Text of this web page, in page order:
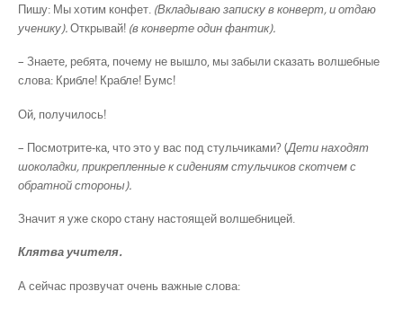
Пишу: Мы хотим конфет. (Вкладываю записку в конверт, и отдаю
ученику).Открывай! (в конверте один фантик).
– Знаете, ребята, почему не вышло, мы забыли сказать волшебные
слова: Крибле! Крабле! Бумс!
Ой, получилось!
– Посмотрите-ка, что это у вас под стульчиками? (Дети находят
шоколадки, прикрепленные к сидениям стульчиков скотчем с
обратной стороны).
Значит я уже скоро стану настоящей волшебницей.
Клятва учителя.
А сейчас прозвучат очень важные слова: